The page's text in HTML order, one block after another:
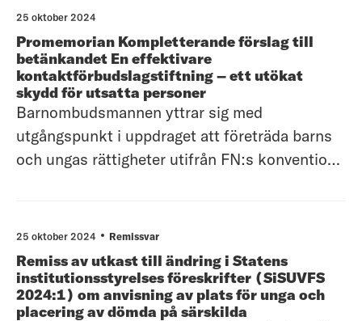
2020 är lag.Barnombudsmannen avgränsar
sitt yttrande till övergripande synpunkter.
Övergrip
25 oktober 2024
Promemorian Kompletterande förslag till
betänkandet En effektivare
kontaktförbudslagstiftning – ett utökat
skydd för utsatta personer
Barnombudsmannen yttrar sig med
utgångspunkt i uppdraget att företräda barns
och ungas rättigheter utifrån FN:s konvention
effektivare kontaktförbudslagstiftning – ett
utökat skydd för utsatta personer (SOU
2024:13)
25 oktober 2024 Remissvar
Remiss av utkast till ändring i Statens
institutionsstyrelses föreskrifter (SiSUVFS
2024:1) om anvisning av plats för unga och
placering av dömda på särskilda